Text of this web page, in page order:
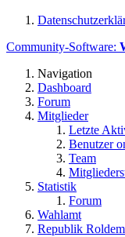
Community-Software:
Navigation
Dashboard
Forum
Mitglieder
Letzte
Benutzer
Team
Statistik
Forum
Wahlamt
Republik Roldem